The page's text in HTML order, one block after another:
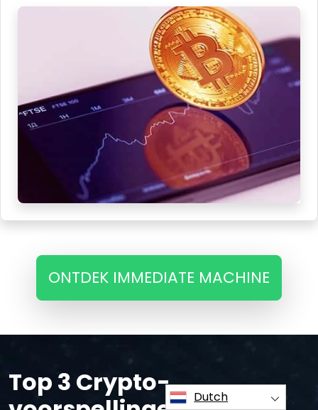
ONTDEK IMMEDIATE MACHINE
Top 3 Crypto-
Dutch